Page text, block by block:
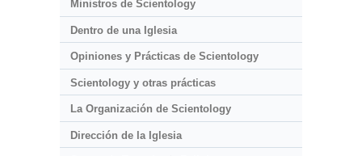
Ministros de Scientology
Dentro de una Iglesia
Opiniones y Prácticas de Scientology
Scientology y otras prácticas
La Organización de Scientology
Dirección de la Iglesia